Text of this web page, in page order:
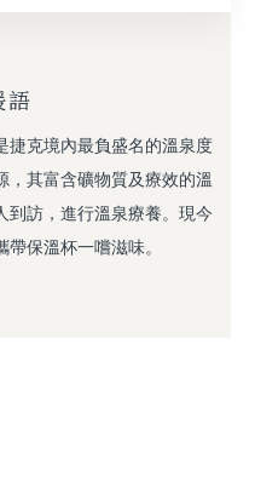
語
捷克境內最負盛名的溫泉度
，其富含礦物質及療效的溫
到訪，進行溫泉療養。現今
保溫杯一嚐滋味。